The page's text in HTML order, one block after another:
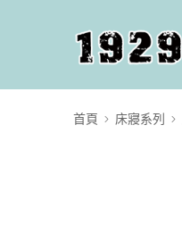
首頁 床寢系列